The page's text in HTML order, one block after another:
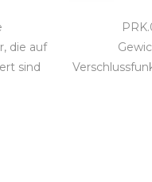
die auf
sind